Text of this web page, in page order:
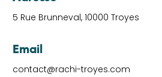
5 Rue Brunneval, 10000 Troyes
Email
contact@rachi-troyes.com